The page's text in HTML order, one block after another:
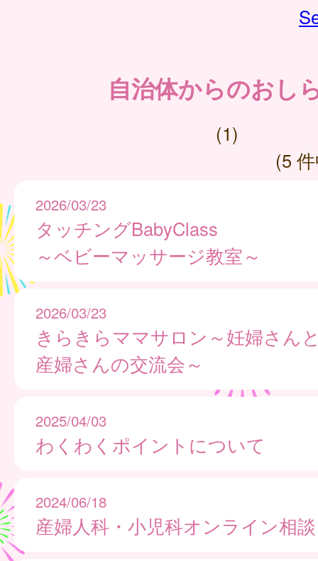
自治体からのおし
(1)
(5
2026/03/23
タッチングBabyClass
～ベビーマッサージ教室～
2026/03/23
きらきらママサロン～妊婦さん
産婦さんの交流会～
2025/04/03
わくわくポイントについて
2024/06/18
産婦人科・小児科オンライン相談